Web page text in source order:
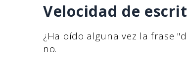
Velocidad de
¿Ha oído alguna vez la frase
no.